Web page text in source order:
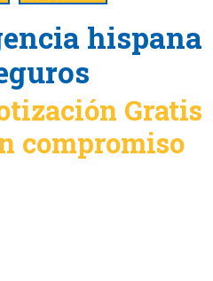
hispana
Gratis
compromiso